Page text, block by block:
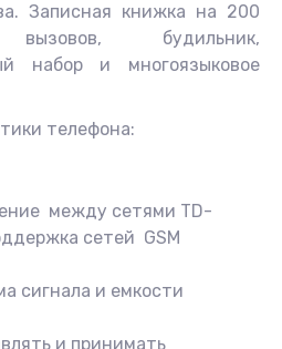
Записная книжка на 200
вызовов, будильник,
набор и многоязыковое
телефона:
между сетями TD-
сетей GSM
сигнала и емкости
и принимать